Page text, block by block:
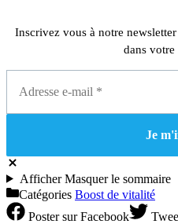
Inscrivez vous à notre
dans
AfficherMasquerle sommaire
Catégories Boost de vitalité
Postersur Facebook